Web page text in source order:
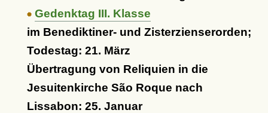
Gedenktag III. Klasse
im Benediktiner- und Zisterzienserorden;
Todestag: 21. März
Übertragung von Reliquien in die
Jesuitenkirche São Roque nach
Lissabon: 25. Januar